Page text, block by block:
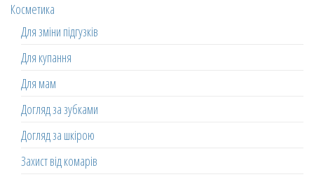
Косметика
Для зміни підгузків
Для купання
Для мам
Догляд за зубками
Догляд за шкірою
Захист від комарів